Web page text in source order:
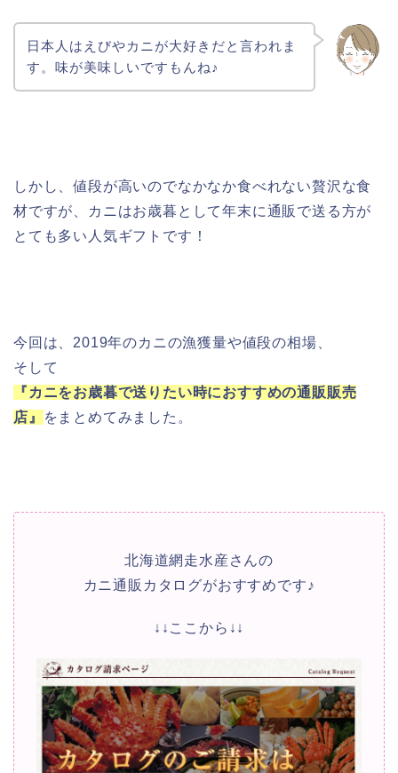
日本人はえびやカニが大好きだと言われま
す。味が美味しいですもんね♪
しかし、値段が高いのでなかなか食べれない贅沢な食
材ですが、
カニ はお歳暮として年末に通販で送る方が
とても多い人気ギフトです！
今回は、2019年のカニの漁獲量や値段の相場、
そして
『カニをお歳暮で送りたい時におすすめの通販販売
店』
をまとめてみました。
北海道網走水産さんの
カニ通販カタログがおすすめです♪
↓↓ここから↓↓